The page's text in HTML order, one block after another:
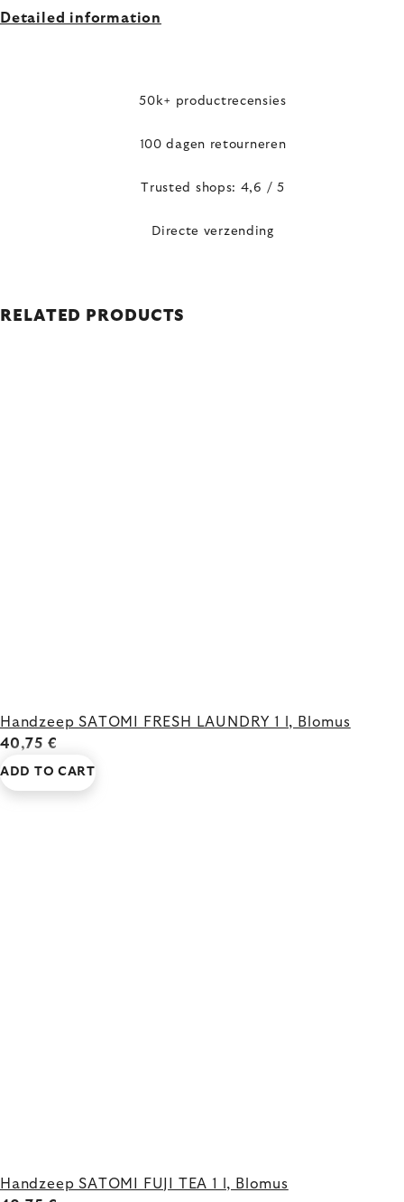
Detailed information
50k+ productrecensies
100 dagen retourneren
Trusted shops: 4,6 / 5
Directe verzending
RELATED PRODUCTS
Handzeep SATOMI FRESH LAUNDRY 1 l, Blomus
40,75 €
ADD TO CART
Handzeep SATOMI FUJI TEA 1 l, Blomus